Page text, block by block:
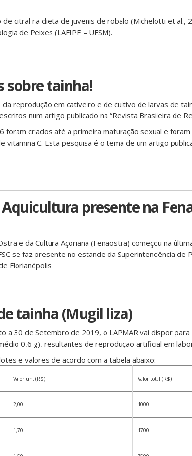
citral na dieta de juvenis de robalo (Michelotti et al.,
de Peixes (LAFIPE – UFSM).
sobre tainha!
reprodução em cativeiro e de cultivo de larvas de
num artigo publicado na “Revista Brasileira de
foram criados até a primeira maturação sexual e
vitamina C. Esta pesquisa é o tema de um artigo
presente na
e da Cultura Açoriana (Fenaostra) começou na
se faz presente no estande da Superintendência de
Florianópolis.
tainha (Mugil liza)
a 30 de Setembro de 2019, o LAPMAR vai dispor para
0,6 g), resultantes de reprodução artificial em
e valores de acordo com a tabela abaixo:
Valor un. (R$) Valor total (R$)
2,00 1000
1,70 1700